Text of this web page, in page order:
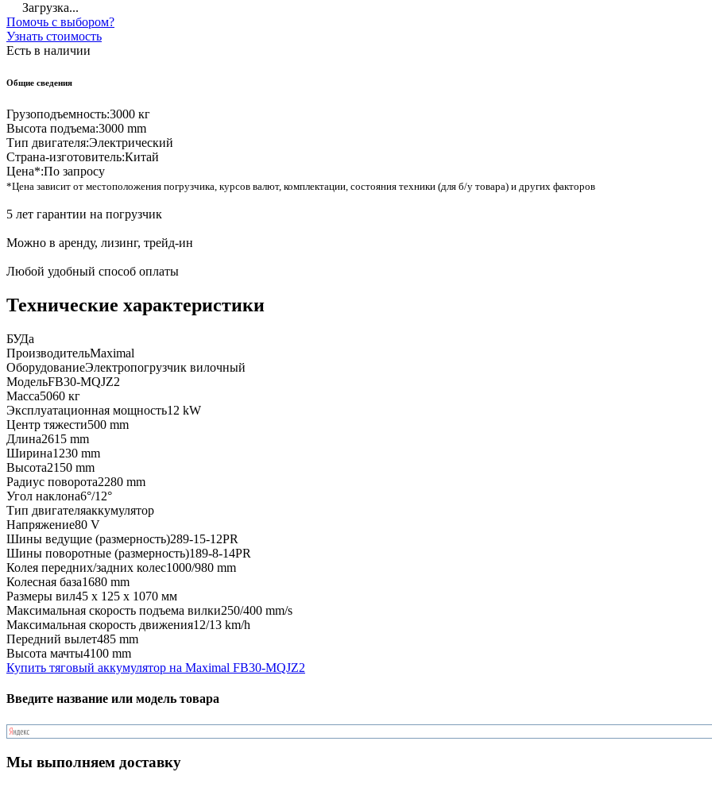
Загрузка...
Помочь с выбором?
Узнать стоимость
Есть в наличии
Общие сведения
Грузоподъемность:3000 кг
Высота подъема:3000 mm
Тип двигателя:Электрический
Страна-изготовитель:Китай
Цена*:По запросу
*Цена зависит от местоположения погрузчика, курсов валют, комплектации, состояния техники (для б/у товара) и других факторов
5 лет гарантии на погрузчик
Можно в аренду, лизинг, трейд-ин
Любой удобный способ оплаты
Технические характеристики
БУДа
ПроизводительMaximal
ОборудованиеЭлектропогрузчик вилочный
МодельFB30-MQJZ2
Масса5060 кг
Эксплуатационная мощность12 kW
Центр тяжести500 mm
Длина2615 mm
Ширина1230 mm
Высота2150 mm
Радиус поворота2280 mm
Угол наклона6°/12°
Тип двигателяаккумулятор
Напряжение80 V
Шины ведущие (размерность)289-15-12PR
Шины поворотные (размерность)189-8-14PR
Колея передних/задних колес1000/980 mm
Колесная база1680 mm
Размеры вил45 x 125 x 1070 мм
Максимальная скорость подъема вилки250/400 mm/s
Максимальная скорость движения12/13 km/h
Передний вылет485 mm
Высота мачты4100 mm
Купить тяговый аккумулятор на Maximal FB30-MQJZ2
Введите название или модель товара
Мы выполняем доставку